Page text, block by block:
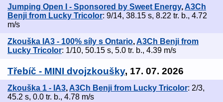
Jumping Open I - Sponsored by Sweet Energy, A3Ch
Benji from Lucky Tricolor: 9/14, 38.15 s, 8.22 tr. b., 4.72
m/s
Zkouška IA3 - 100% síly s Ontario,A3Ch Benji from
Lucky Tricolor: 1/10, 50.15 s, 5.0 tr. b., 4.39 m/s
Třebíč - MINI dvojzkoušky, 17. 07. 2026
Zkouška 1 - IA3, A3Ch Benji from Lucky Tricolor: 2/3,
45.2 s, 0.0 tr. b., 4.78 m/s